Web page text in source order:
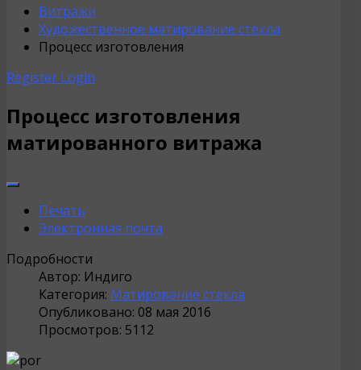
Витражи
Художественное матирование стекла
Процесс изготовления
Register Login
Процесс изготовления
матированного витража
Печать
Электронная почта
Подробности
Автор: Индиго
Категория: Матирование стекла
Опубликовано: 08 мая 2016
Просмотров: 5112